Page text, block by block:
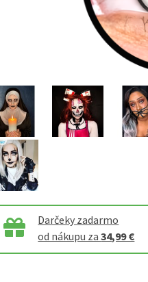
Darčeky zadarmo
od nákupu za34,99 €